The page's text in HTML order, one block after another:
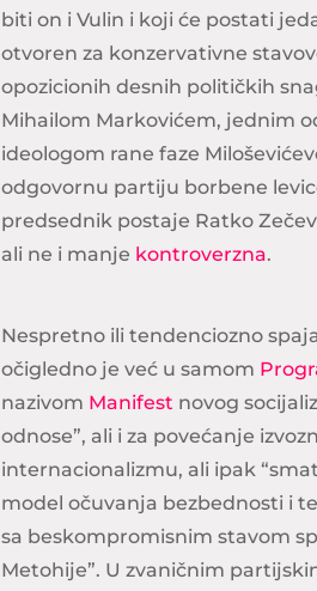
biti on i Vulin i koji će postati
otvoren za konzervativne
opozicionih desnih političkih
Mihailom Markovićem, jednim
ideologom rane faze
odgovornu partiju borbene
predsednik postaje Ratko
ali ne i manje kontroverzna.
Nespretno ili tendenciozno
očigledno je već u samom
nazivom Manifest novog
odnose”, ali i za povećanje
internacionalizmu, ali ipak
model očuvanja bezbednosti i
sa beskompromisnim stavom
Metohije”. U zvaničnim